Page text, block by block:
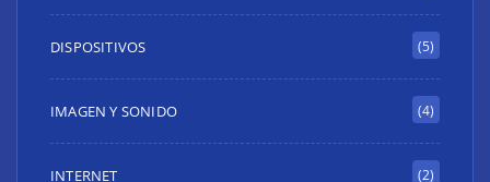
DISPOSITIVOS (5)
IMAGEN Y SONIDO (4)
INTERNET (2)